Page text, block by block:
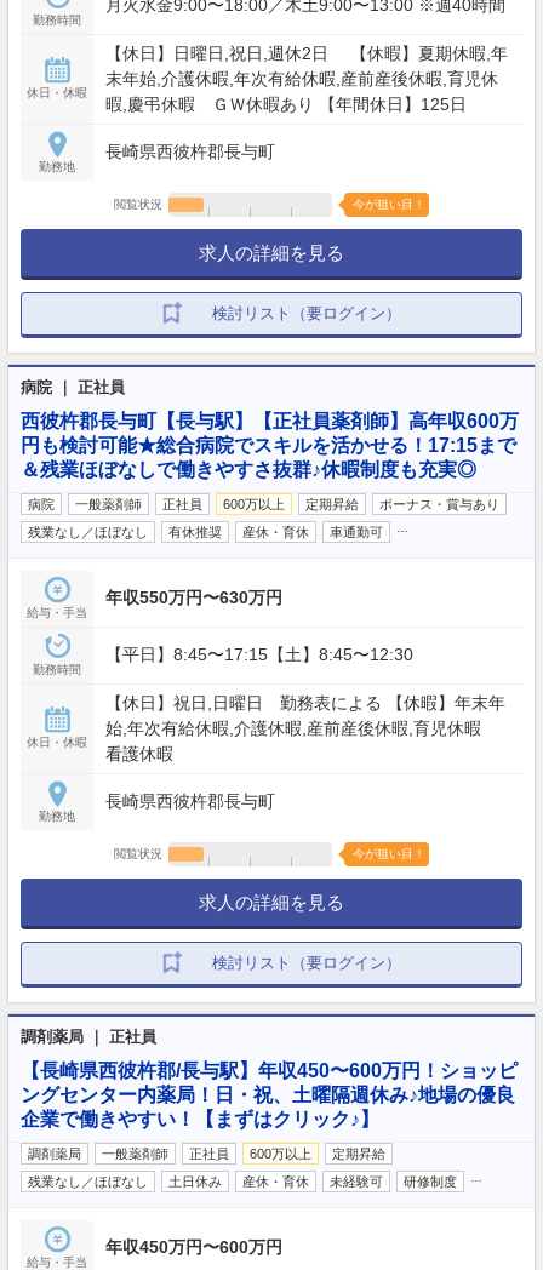
勤務時間
月火水金9:00〜18:00／木土9:00〜13:00 ※週40時間
休日・休暇
【休日】日曜日,祝日,週休2日 【休暇】夏期休暇,年
末年始,介護休暇,年次有給休暇,産前産後休暇,育児休
暇,慶弔休暇 ＧＷ休暇あり 【年間休日】125日
勤務地
長崎県西彼杵郡長与町
閲覧状況 今が狙い目！
求人の詳細を見る
検討リスト（要ログイン）
病院 ｜ 正社員
西彼杵郡長与町【長与駅】【正社員薬剤師】高年収600万
円も検討可能★総合病院でスキルを活かせる！17:15まで
＆残業ほぼなしで働きやすさ抜群♪休暇制度も充実◎
病院 一般薬剤師 正社員 600万以上 定期昇給
ボーナス・賞与あり
残業なし／ほぼなし
有休推奨 産休・育休 車通勤可
給与・手当
年収550万円〜630万円
勤務時間
【平日】8:45〜17:15【土】8:45〜12:30
休日・休暇
【休日】祝日,日曜日 勤務表による 【休暇】年末年
始,年次有給休暇,介護休暇,産前産後休暇,育児休暇
看護休暇
勤務地
長崎県西彼杵郡長与町
閲覧状況 今が狙い目！
求人の詳細を見る
検討リスト（要ログイン）
調剤薬局 ｜ 正社員
【長崎県西彼杵郡/長与駅】年収450〜600万円！ショッピ
ングセンター内薬局！日・祝、土曜隔週休み♪地場の優良
企業で働きやすい！【まずはクリック♪】
調剤薬局 一般薬剤師 正社員 600万以上
定期昇給
残業なし／ほぼなし
土日休み 産休・育休 未経験可 研修制度
給与・手当
年収450万円〜600万円